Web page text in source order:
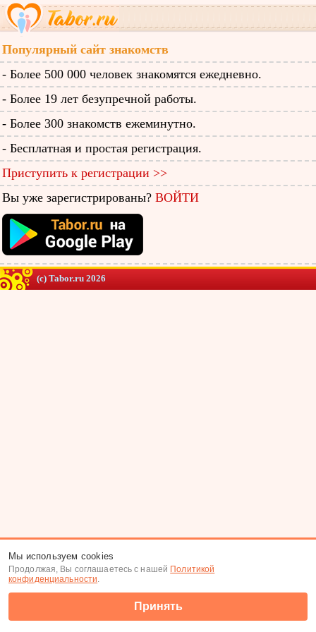
Популярный сайт знакомств
- Более 500 000 человек знакомятся ежедневно.
- Более 19 лет безупречной работы.
- Более 300 знакомств ежеминутно.
- Бесплатная и простая регистрация.
Приступить к регистрации >>
Вы уже зарегистрированы? ВОЙТИ
(c) Tabor.ru 2026
Мы используем cookies
Продолжая, Вы соглашаетесь с нашей Политикой
конфиденциальности.
Принять